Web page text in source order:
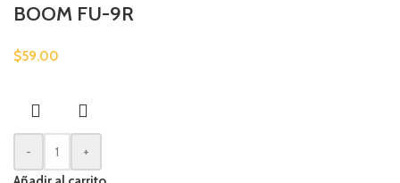
BOOM FU-9R
$59.00
-
+